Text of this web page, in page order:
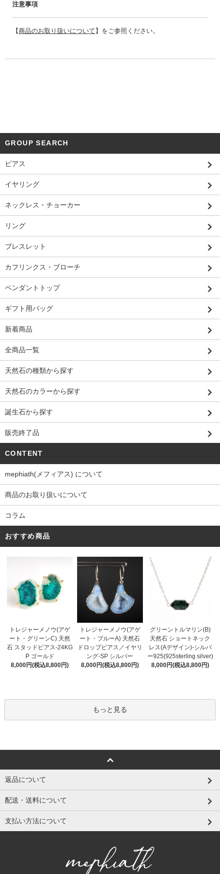
注意事項
【商品のお取り扱いについて 】をご参照ください。
GROUP SEARCH
ピアス
イヤリング
ネックレス・チョーカー
リング
ブレスレット
カフリンクス・ブローチ
ペンダントトップ
ギフト用バッグ
新着商品
全商品一覧
天然石の種類から探す
天然石のカラーから探す
誕生石から探す
販売終了品
CONTENT
mephiath(メフィアス) について
商品のお取り扱いについて
コラム
おすすめ商品
トレジャーメノウ(アゲ
ート・グリーンC) 天然
石 スタッドピアス-24KG
P ゴールド
8,000円(税込8,800円)
トレジャーメノウ(アゲ
ート・ブルーA) 天然石
ドロップピアス／イヤリ
ング-SP シルバー
8,000円(税込8,800円)
グリーントルマリン(B)
天然石 ショートネック
レス(Aデザイン)-シルバ
ー925(925sterling silver)
8,000円(税込8,800円)
もっと見る
返品について
配送・送料について
支払い方法について